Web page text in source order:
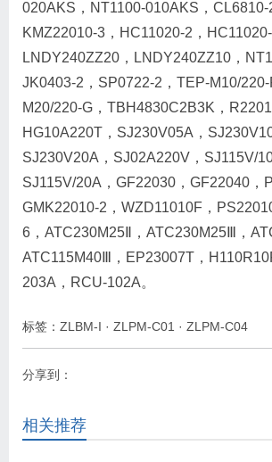
020AKS，NT1100-010AKS，CL6810-
KMZ22010-3，HC11020-2，HC11020-
LNDY240ZZ20，LNDY240ZZ10，
JK0403-2，SP0722-2，TEP-M10/
M20/220-G，TBH4830C2B3K，
HG10A220T，SJ230V05A，
SJ230V20A，SJ02A220V，SJ115V/
SJ115V/20A，GF22030，GF22040，
GMK22010-2，WZD11010F，
6，ATC230M25Ⅱ，ATC230M25Ⅲ，
ATC115M40Ⅲ，EP23007T，
203A，RCU-102A。
标签： ZLBM-I · ZLPM-C01 · ZLPM-C04
分享到：
相关推荐